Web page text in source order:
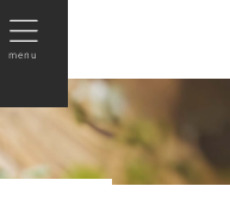
menu